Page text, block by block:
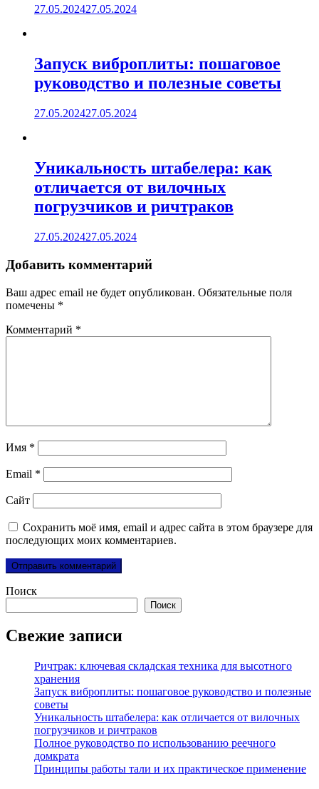
27.05.202427.05.2024
Запуск виброплиты: пошаговое
руководство и полезные советы
27.05.202427.05.2024
Уникальность штабелера: как
отличается от вилочных
погрузчиков и ричтраков
27.05.202427.05.2024
Добавить комментарий
Ваш адрес email не будет опубликован. Обязательные поля
помечены *
Комментарий *
Имя *
Email *
Сайт
Сохранить моё имя, email и адрес сайта в этом браузере для
последующих моих комментариев.
Поиск
Поиск
Свежие записи
Ричтрак: ключевая складская техника для высотного
хранения
Запуск виброплиты: пошаговое руководство и полезные
советы
Уникальность штабелера: как отличается от вилочных
погрузчиков и ричтраков
Полное руководство по использованию реечного
домкрата
Принципы работы тали и их практическое применение